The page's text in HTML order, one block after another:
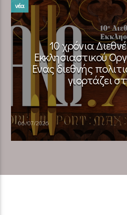
νέα
10 χρόνια
Εκκλησιαστικού
Ένας διεθνής
γιορτάζει
06/07/2026